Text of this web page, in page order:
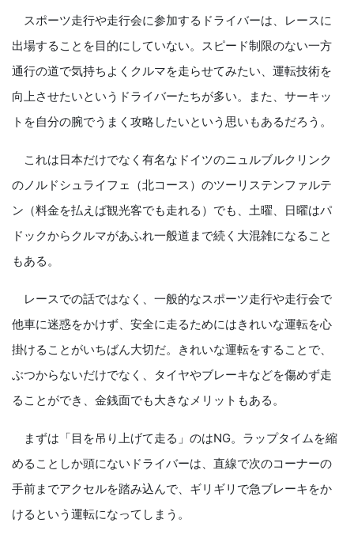
スポーツ走行や走行会に参加するドライバーは、レースに
出場することを目的にしていない。スピード制限のない一方
通行の道で気持ちよくクルマを走らせてみたい、運転技術を
向上させたいというドライバーたちが多い。また、サーキッ
トを自分の腕でうまく攻略したいという思いもあるだろう。
これは日本だけでなく有名なドイツのニュルブルクリンク
のノルドシュライフェ（北コース）のツーリステンファルテ
ン（料金を払えば観光客でも走れる）でも、土曜、日曜はパ
ドックからクルマがあふれ一般道まで続く大混雑になること
もある。
レースでの話ではなく、一般的なスポーツ走行や走行会で
他車に迷惑をかけず、安全に走るためにはきれいな運転を心
掛けることがいちばん大切だ。きれいな運転をすることで、
ぶつからないだけでなく、タイヤやブレーキなどを傷めず走
ることができ、金銭面でも大きなメリットもある。
まずは「目を吊り上げて走る」のはNG。ラップタイムを縮
めることしか頭にないドライバーは、直線で次のコーナーの
手前までアクセルを踏み込んで、ギリギリで急ブレーキをか
けるという運転になってしまう。